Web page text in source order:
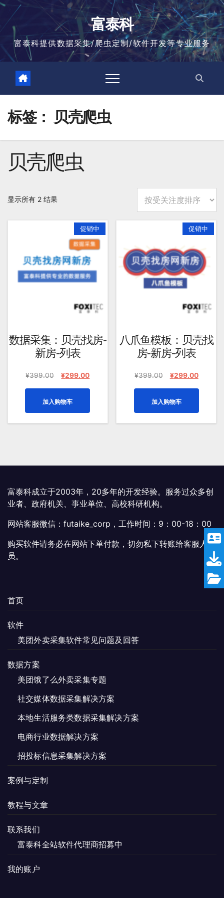
跳
富泰科
富泰科提供数据采集/爬虫定制/软件开发等专业服务
标签： 贝壳爬虫
贝壳爬虫
显示所有 2 结果按
评
序
促销中
数据采集：贝壳找房-
新房-列表
¥399.00
原
¥399.00。
¥299.00当
为：
¥299.00。
加入购物车
促销中
八爪鱼模板：贝壳找
房-新房-列表
¥399.00
原
¥399.00。
¥299.00当
为：
加入购物车
富泰科成立于2003年，20多年的开发经验。服务过众多创
业者、政府机关、事业单位、高校科研机构。
网站客服微信：futaike_corp，工作时间：9：00-18：00
购买软件请务必在网站下单付款，切勿私下转账给客服人
员。
首页
软件
美团外卖采集软件常见问题及回答
数据方案
美团饿了么外卖采集专题
社交媒体数据采集解决方案
本地生活服务类数据采集解决方案
电商行业数据解决方案
招投标信息采集解决方案
案例与定制
教程与文章
联系我们
富泰科全站软件代理商招募中
我的账户